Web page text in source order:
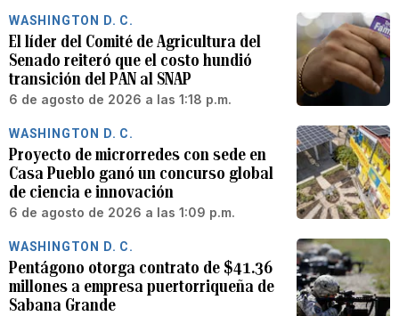
WASHINGTON D. C.
El líder del Comité de Agricultura del
Senado reiteró que el costo hundió
transición del PAN al SNAP
6 de agosto de 2026 a las 1:18 p.m.
WASHINGTON D. C.
Proyecto de microrredes con sede en
Casa Pueblo ganó un concurso global
de ciencia e innovación
6 de agosto de 2026 a las 1:09 p.m.
WASHINGTON D. C.
Pentágono otorga contrato de $41.36
millones a empresa puertorriqueña de
Sabana Grande